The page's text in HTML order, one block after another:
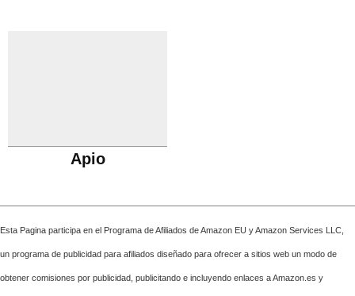
Apio
Esta Pagina participa en el Programa de Afiliados de Amazon EU y Amazon Services LLC,
un programa de publicidad para afiliados diseñado para ofrecer a sitios web un modo de
obtener comisiones por publicidad, publicitando e incluyendo enlaces a Amazon.es y